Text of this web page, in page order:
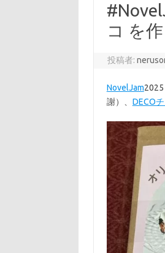
コ を
投稿者:
NovelJam
謝）、 DECO